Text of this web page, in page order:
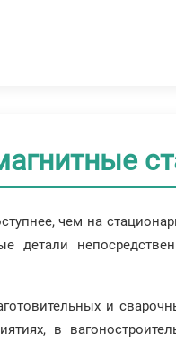
чем на
детали
и
в